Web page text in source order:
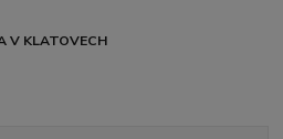
V KLATOVECH